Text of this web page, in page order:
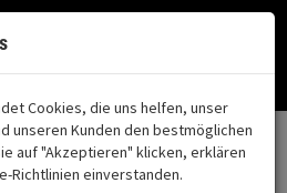
Alle Kategorien
FAHRZEUGTEILE
Ihr Warenkorb ist momentan leer.
() Fertig
Sie sich damit einverstanden!
Datenschutz
zu Firmenkunde
Cookies, die uns helfen, unser
unseren Kunden den bestmöglichen
auf "Akzeptieren" klicken, erklären
Richtlinien einverstanden.